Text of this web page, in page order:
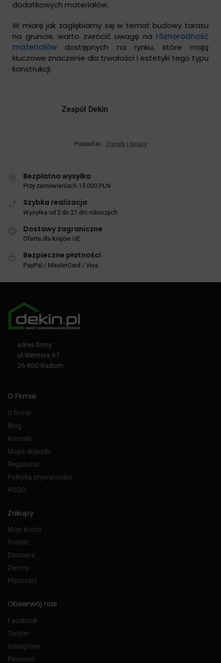
dodatkowych materiałów.
W miarę jak zagłębiamy się w temat budowy tarasu
na gruncie, warto zwrócić uwagę na różnorodność
materiałów dostępnych na rynku, które mają
kluczowe znaczenie dla trwałości i estetyki tego typu
konstrukcji.
Zespół Dekin
Posted in: Ogrody i tarasy
Bezpłatna wysyłka
Przy zamówieniach 15 000 PLN
Szybka realizacja
Wysyłka od 2 do 21 dni roboczych
Dostawy zagraniczne
Oferta dla krajów UE
Bezpieczne płatności
PayPal / MasterCard / Visa
adres firmy:
ul.Wernera 67
26-600 Radom
O Firmie
O firmie
Blog
Kontakt
Mapa dojazdu
Regulamin
Polityka prywatności
RODO
Zakupy
Moje konto
Pomoc
Dostawa
Zwroty
Płatności
Obserwój nas
Facebook
Twitter
Instagram
Pinterest